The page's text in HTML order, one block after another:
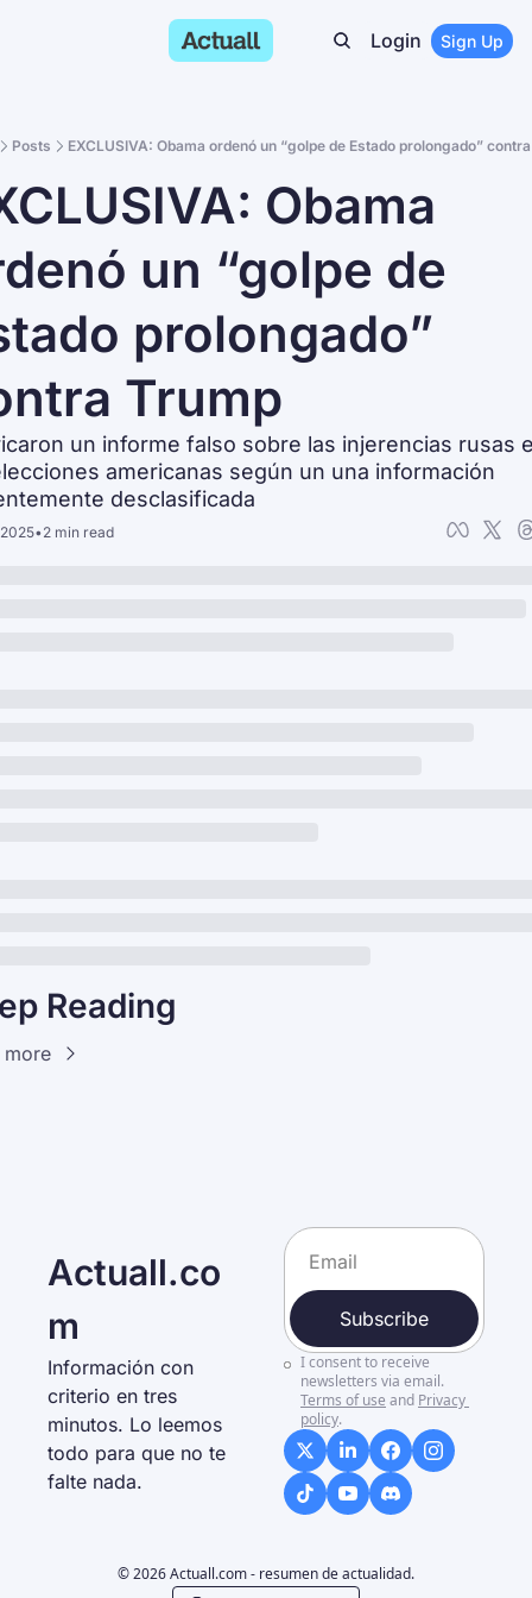
Login Sign Up
Posts EXCLUSIVA: Obama ordenó un “golpe de Estado prolongado”
Obama
un “golpe de
prolongado”
Trump
un informe falso sobre las injerencias rusas
americanas según un una información
desclasificada
•2 min read
Reading
Actuall.co
m
Información con
criterio en tres
minutos. Lo leemos
todo para que no te
falte nada.
Subscribe
I consent to receive
newsletters via email.
Terms of use and Privacy
policy.
© 2026 Actuall.com - resumen de actualidad.